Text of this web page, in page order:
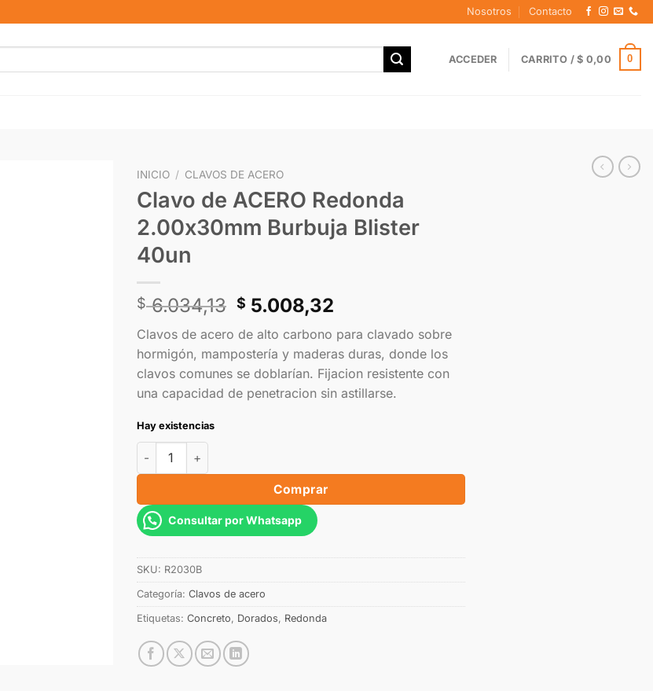
Nosotros Contacto
ACCEDER CARRITO /$ 0,00 0
INICIO / CLAVOS DE ACERO
Clavo de ACERO Redonda
2.00x30mm Burbuja Blister
40un
$6.034,13 $ 5.008,32
Clavos de acero de alto carbono para clavado sobre
hormigón, mampostería y maderas duras, donde los
clavos comunes se doblarían. Fijacion resistente con
una capacidad de penetracion sin astillarse.
Hay existencias
Comprar
Consultar por Whatsapp
SKU: R2030B
Categoría: Clavos de acero
Etiquetas: Concreto, Dorados, Redonda